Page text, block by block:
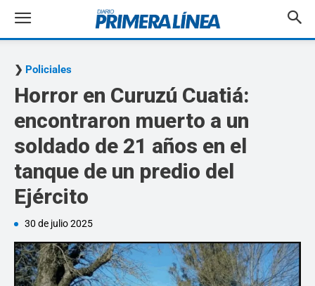
Policiales
Horror en Curuzú Cuatiá:
encontraron muerto a un
soldado de 21 años en el
tanque de un predio del
Ejército
30 de julio 2025